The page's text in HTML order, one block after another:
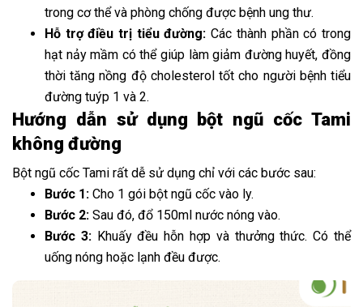
trong cơ thể và phòng chống được bệnh ung thư.
Hỗ trợ điều trị tiểu đường: Các thành phần có trong
hạt nảy mầm có thể giúp làm giảm đường huyết, đồng
thời tăng nồng độ cholesterol tốt cho người bệnh tiểu
đường tuýp 1 và 2.
Hướng dẫn sử dụng bột ngũ cốc Tami
không đường
Bột ngũ cốc Tami rất dễ sử dụng chỉ với các bước sau:
Bước 1: Cho 1 gói bột ngũ cốc vào ly.
Bước 2: Sau đó, đổ 150ml nước nóng vào.
Bước 3:Khuấy đều hỗn hợp và thưởng thức. Có thể
uống nóng hoặc lạnh đều được.